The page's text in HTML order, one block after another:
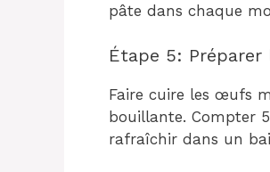
pâte dans chaque
Étape 5:
Faire cuire les œufs
bouillante. Compter
rafraîchir dans un